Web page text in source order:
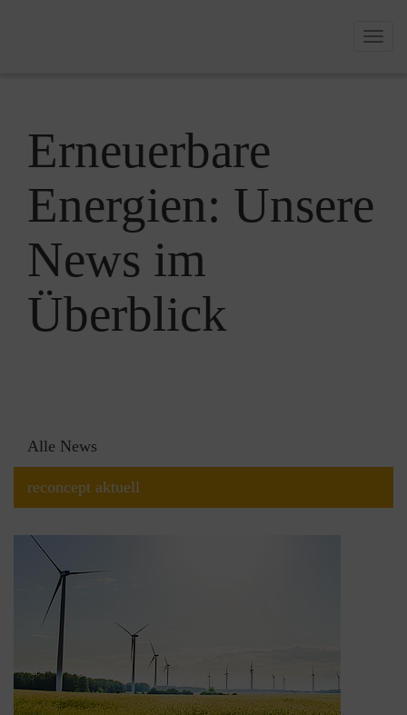
Erneuerbare
Energien: Unsere
News im
Überblick
Alle News
reconcept aktuell